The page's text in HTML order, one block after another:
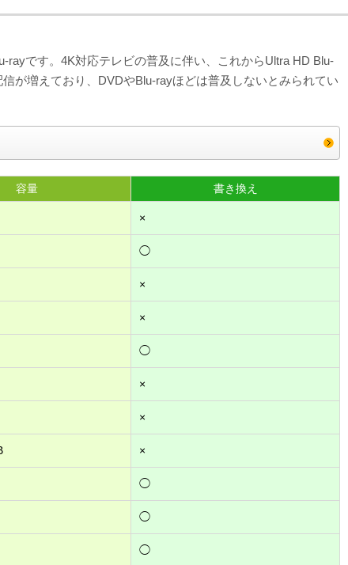
です。4K対応テレビの普及に伴い、これからUltra HD Blu-
が増えており、DVDやBlu-rayほどは普及しないとみられてい
容量 書き換え
×
◯
×
×
◯
×
×
×
◯
◯
◯